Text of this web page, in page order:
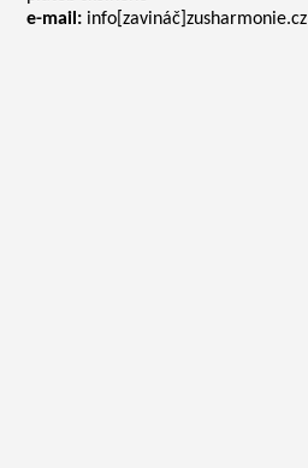
e-mail: info[zavináč]zusharmonie.cz